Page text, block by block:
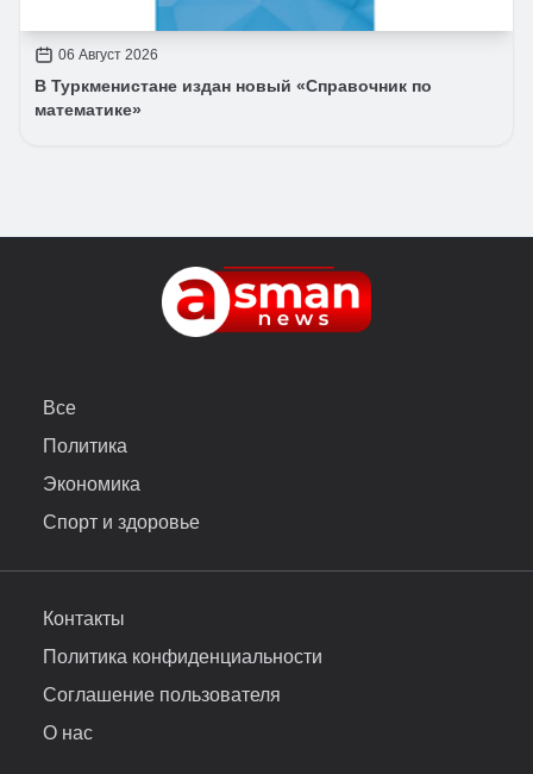
06 Август 2026
В Туркменистане издан новый «Справочник по
математике»
Все
Политика
Экономика
Спорт и здоровье
Контакты
Политика конфиденциальности
Соглашение пользователя
О нас